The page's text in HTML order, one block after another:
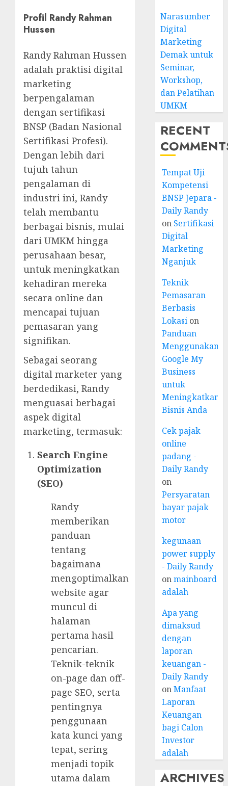
Profil Randy Rahman
Hussen
Randy Rahman Hussen
adalah praktisi digital
marketing
berpengalaman
dengan sertifikasi
BNSP (Badan Nasional
Sertifikasi Profesi).
Dengan lebih dari
tujuh tahun
pengalaman di
industri ini, Randy
telah membantu
berbagai bisnis, mulai
dari UMKM hingga
perusahaan besar,
untuk meningkatkan
kehadiran mereka
secara online dan
mencapai tujuan
pemasaran yang
signifikan.
Sebagai seorang
digital marketer yang
berdedikasi, Randy
menguasai berbagai
aspek digital
marketing, termasuk:
Search Engine
Optimization
(SEO)
Randy
memberikan
panduan
tentang
bagaimana
mengoptimalkan
website agar
muncul di
halaman
pertama hasil
pencarian.
Teknik-teknik
on-page dan off-
page SEO, serta
pentingnya
penggunaan
kata kunci yang
tepat, sering
menjadi topik
utama dalam
Narasumber
Digital
Marketing
Demak untuk
Seminar,
Workshop,
dan Pelatihan
UMKM
RECENT
Tempat Uji
Kompetensi
BNSP Jepara -
Daily Randy
on Sertifikasi
Digital
Marketing
Nganjuk
Teknik
Pemasaran
Berbasis
Lokasi on
Panduan
Menggunakan
Google My
Business
untuk
Meningkatkan
Bisnis Anda
Cek pajak
online
padang -
Daily Randy
on
Persyaratan
bayar pajak
motor
kegunaan
power supply
- Daily Randy
onmainboard
adalah
Apa yang
dimaksud
dengan
laporan
keuangan -
Daily Randy
onManfaat
Laporan
Keuangan
bagi Calon
Investor
adalah
ARCHIVES